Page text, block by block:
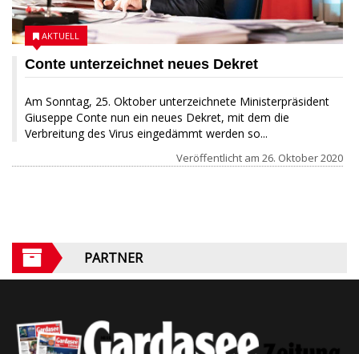
Conte unterzeichnet neues Dekret
Am Sonntag, 25. Oktober unterzeichnete Ministerpräsident
Giuseppe Conte nun ein neues Dekret, mit dem die
Verbreitung des Virus eingedämmt werden so...
AKTUELL
Veröffentlicht am 26. Oktober 2020
PARTNER